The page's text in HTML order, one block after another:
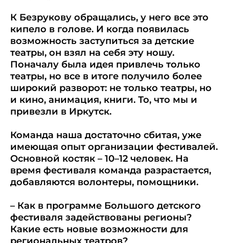
К Безрукову обращались, у него все это
кипело в голове. И когда появилась
возможность заступиться за детские
театры, он взял на себя эту ношу.
Поначалу была идея привлечь только
театры, но все в итоге получило более
широкий разворот: не только театры, но
и кино, анимация, книги. То, что мы и
привезли в Иркутск.
Команда наша достаточно сбитая, уже
имеющая опыт организации фестивалей.
Основной костяк – 10–12 человек. На
время фестиваля команда разрастается,
добавляются волонтеры, помощники.
– Как в программе Большого детского
фестиваля задействованы регионы?
Какие есть новые возможности для